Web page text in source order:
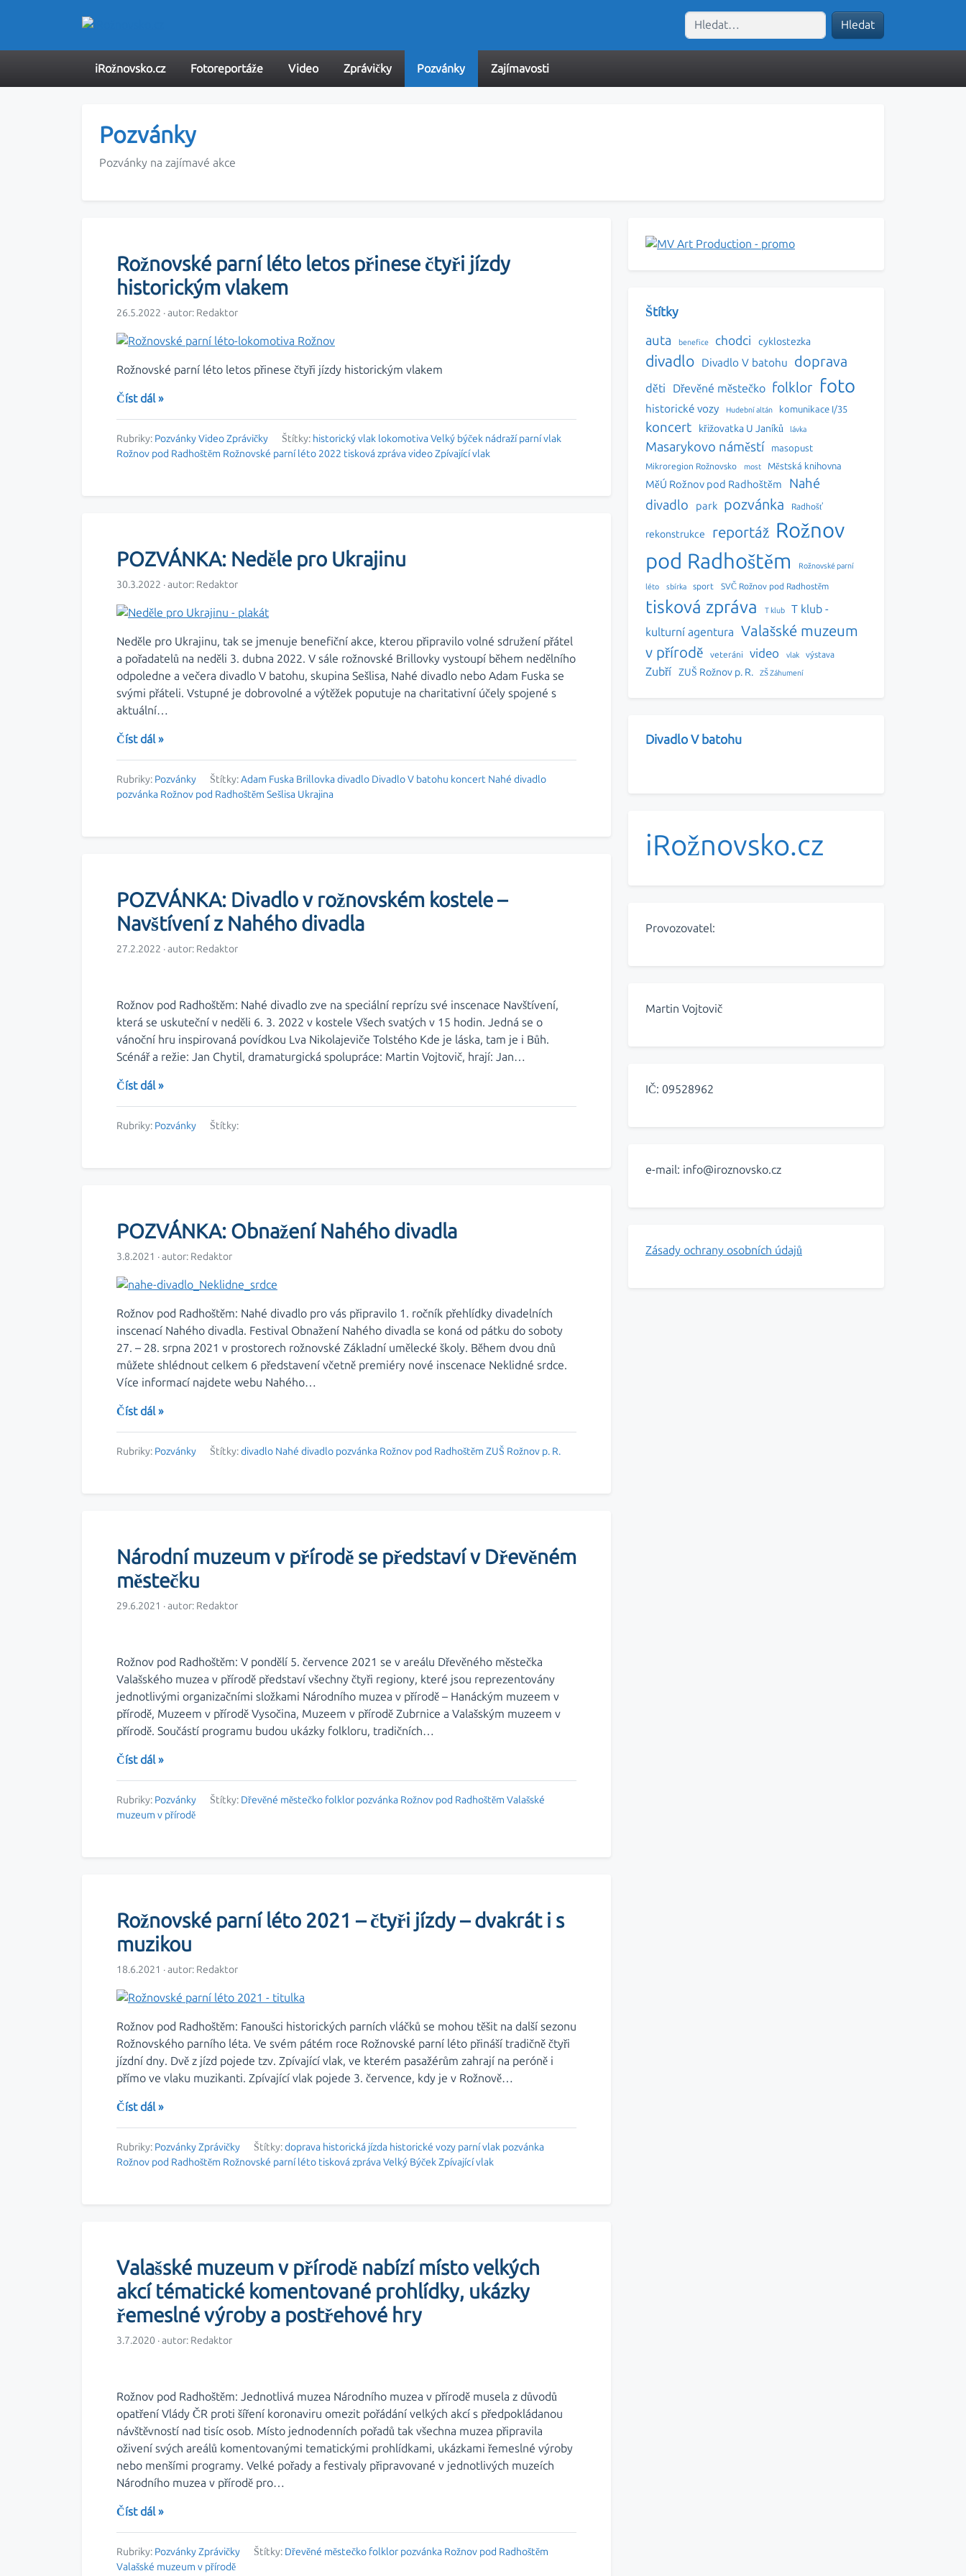
Hledat
iRožnovsko.cz Fotoreportáže Video Zprávičky Pozvánky Zajímavosti
Pozvánky
Pozvánky na zajímavé akce
Rožnovské parní léto letos přinese čtyři jízdy
historickým vlakem
26.5.2022 · autor: Redaktor
Rožnovské parní léto letos přinese čtyři jízdy historickým vlakem
Číst dál »
Rubriky: PozvánkyVideoZprávičky Štítky: historický vlak lokomotiva Velký býček nádraží parní vlak
Rožnov pod Radhoštěm Rožnovské parní léto 2022 tisková zprávavideoZpívající vlak
POZVÁNKA: Neděle pro Ukrajinu
30.3.2022 · autor: Redaktor
Neděle pro Ukrajinu, tak se jmenuje benefiční akce, kterou připravilo volné sdružení přátel
a pořadatelů na neděli 3. dubna 2022. V sále rožnovské Brillovky vystoupí během nedělního
odpoledne a večera divadlo V batohu, skupina Sešlisa, Nahé divadlo nebo Adam Fuska se
svými přáteli. Vstupné je dobrovolné a výtěžek poputuje na charitativní účely spojené s
aktuální…
Číst dál »
Rubriky: Pozvánky Štítky:Adam Fuska Brillovkadivadlo Divadlo V batohu koncert Nahé divadlo
pozvánka Rožnov pod Radhoštěm Sešlisa Ukrajina
POZVÁNKA: Divadlo v rožnovském kostele –
Navštívení z Nahého divadla
27.2.2022 · autor: Redaktor
Rožnov pod Radhoštěm: Nahé divadlo zve na speciální reprízu své inscenace Navštívení,
která se uskuteční v neděli 6. 3. 2022 v kostele Všech svatých v 15 hodin. Jedná se o
vánoční hru inspirovaná povídkou Lva Nikolajeviče Tolstého Kde je láska, tam je i Bůh.
Scénář a režie: Jan Chytil, dramaturgická spolupráce: Martin Vojtovič, hrají: Jan…
Číst dál »
Rubriky: Pozvánky Štítky:
POZVÁNKA: Obnažení Nahého divadla
3.8.2021 · autor: Redaktor
Rožnov pod Radhoštěm: Nahé divadlo pro vás připravilo 1. ročník přehlídky divadelních
inscenací Nahého divadla. Festival Obnažení Nahého divadla se koná od pátku do soboty
27. – 28. srpna 2021 v prostorech rožnovské Základní umělecké školy. Během dvou dnů
můžete shlédnout celkem 6 představení včetně premiéry nové inscenace Neklidné srdce.
Více informací najdete webu Nahého…
Číst dál »
Rubriky: Pozvánky Štítky:divadlo Nahé divadlo pozvánka Rožnov pod Radhoštěm ZUŠ Rožnov p. R.
Národní muzeum v přírodě se představí v Dřevěném
městečku
29.6.2021 · autor: Redaktor
Rožnov pod Radhoštěm: V pondělí 5. července 2021 se v areálu Dřevěného městečka
Valašského muzea v přírodě představí všechny čtyři regiony, které jsou reprezentovány
jednotlivými organizačními složkami Národního muzea v přírodě – Hanáckým muzeem v
přírodě, Muzeem v přírodě Vysočina, Muzeem v přírodě Zubrnice a Valašským muzeem v
přírodě. Součástí programu budou ukázky folkloru, tradičních…
Číst dál »
Rubriky: Pozvánky Štítky: Dřevěné městečko folklor pozvánka Rožnov pod Radhoštěm Valašské
muzeum v přírodě
Rožnovské parní léto 2021 – čtyři jízdy – dvakrát i s
muzikou
18.6.2021 · autor: Redaktor
Rožnov pod Radhoštěm: Fanoušci historických parních vláčků se mohou těšit na další sezonu
Rožnovského parního léta. Ve svém pátém roce Rožnovské parní léto přináší tradičně čtyři
jízdní dny. Dvě z jízd pojede tzv. Zpívající vlak, ve kterém pasažérům zahrají na peróně i
přímo ve vlaku muzikanti. Zpívající vlak pojede 3. července, kdy je v Rožnově…
Číst dál »
Rubriky: PozvánkyZprávičky Štítky:doprava historická jízda historické vozy parní vlak pozvánka
Rožnov pod Radhoštěm Rožnovské parní léto tisková zprávaVelký BýčekZpívající vlak
Valašské muzeum v přírodě nabízí místo velkých
akcí tématické komentované prohlídky, ukázky
řemeslné výroby a postřehové hry
3.7.2020 · autor: Redaktor
Rožnov pod Radhoštěm: Jednotlivá muzea Národního muzea v přírodě musela z důvodů
opatření Vlády ČR proti šíření koronaviru omezit pořádání velkých akcí s předpokládanou
návštěvností nad tisíc osob. Místo jednodenních pořadů tak všechna muzea připravila
oživení svých areálů komentovanými tematickými prohlídkami, ukázkami řemeslné výroby
nebo menšími programy. Velké pořady a festivaly připravované v jednotlivých muzeích
Národního muzea v přírodě pro…
Číst dál »
Rubriky: PozvánkyZprávičky Štítky: Dřevěné městečko folklor pozvánka Rožnov pod Radhoštěm
Valašské muzeum v přírodě
Štítky
auta
benefice chodci cyklostezka
divadlo Divadlo V batohu doprava
děti Dřevěné městečko folklor foto
historické vozy Hudební altán komunikace I/35
koncert křižovatka U Janíků lávka
Masarykovo náměstí masopust
Mikroregion Rožnovsko most Městská knihovna
MěÚ Rožnov pod Radhoštěm
Nahé
divadlo
park pozvánka Radhošť
rekonstrukce reportáž Rožnov
pod Radhoštěm
Rožnovské parní
léto sbírka sport SVČ Rožnov pod Radhostěm
tisková zpráva T klub
T klub -
kulturní agentura Valašské muzeum
v přírodě
veteráni video vlak výstava
Zubří ZUŠ Rožnov p. R. ZŠ Záhumení
Divadlo V batohu
iRožnovsko.cz
Provozovatel:
Martin Vojtovič
IČ: 09528962
e-mail: info@iroznovsko.cz
Zásady ochrany osobních údajů